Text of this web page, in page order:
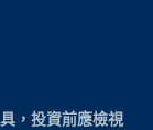
，投資前應檢視